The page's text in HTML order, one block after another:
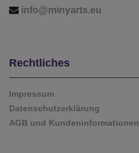
info@minyarts.eu
Rechtliches
Impressum
Datenschutzerklärung
AGB und Kundeninformationen